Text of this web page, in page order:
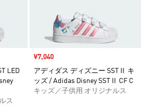
LED
ス
セール価格
¥7,040
アディダス ディズニー SSTⅡ キ
ッズ / Adidas Disney SSTⅡ CF C
キッズ／子供用 オリジナルス